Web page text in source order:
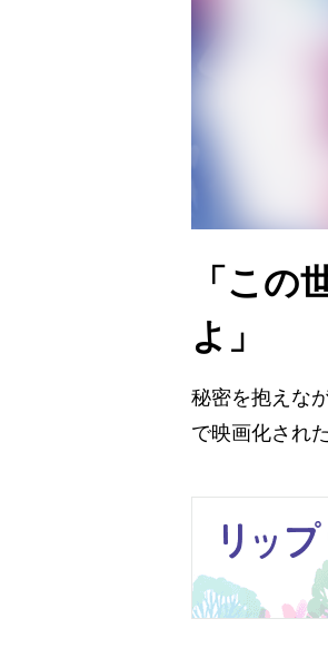
「この
よ」
秘密を抱えな
で映画化され